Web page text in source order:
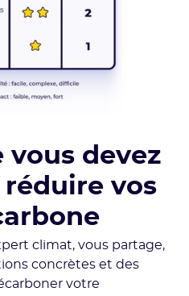
vous devez
vos
climat, vous partage,
concrètes et des
votre